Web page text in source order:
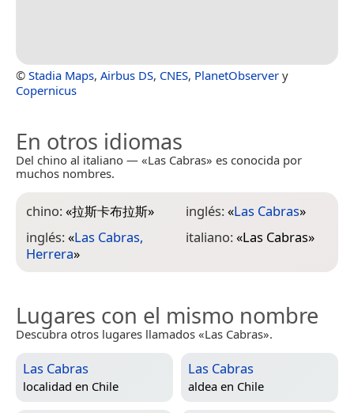
© Stadia Maps, Airbus DS, CNES, PlanetObserver y
Copernicus
En otros idiomas
Del chino al italiano — «Las Cabras» es conocida por
muchos nombres.
chino:«拉斯卡布拉斯»
inglés:«Las Cabras,
Herrera»
inglés:«Las Cabras»
italiano:«Las Cabras»
Lugares con el mismo nombre
Descubra otros lugares llamados «Las Cabras».
Las Cabras
localidad en Chile
Las Cabras
aldea en Chile